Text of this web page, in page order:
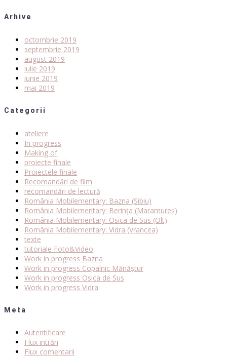
Arhive
octombrie 2019
septembrie 2019
august 2019
iulie 2019
iunie 2019
mai 2019
Categorii
ateliere
In progress
Making of
proiecte finale
Proiectele finale
Recomandări de film
recomandări de lectură
România Mobilementary: Bazna (Sibiu)
România Mobilementary: Berința (Maramureș)
România Mobilementary: Osica de Sus (Olt)
România Mobilementary: Vidra (Vrancea)
texte
tutoriale Foto&Video
Work in progress Bazna
Work in progress Copalnic Mănăștur
Work in progress Osica de Sus
Work in progress Vidra
Meta
Autentificare
Flux intrări
Flux comentarii